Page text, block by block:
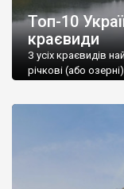
Топ-10
краєвиди
З усіх краєвидів
річкові (або